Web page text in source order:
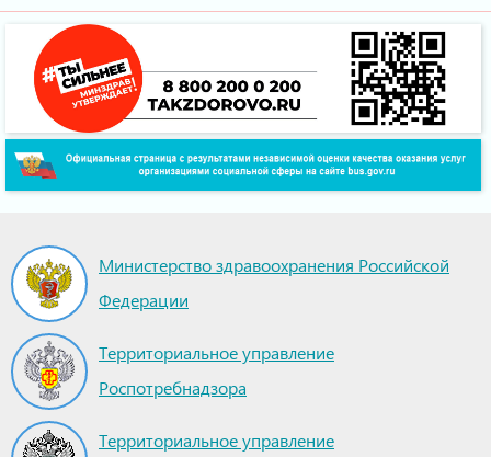
Министерство здравоохранения Российской
Федерации
Территориальное управление
Роспотребнадзора
Территориальное управление